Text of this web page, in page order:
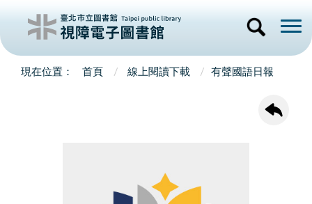
首頁 線上閱讀下載 有聲國語日報